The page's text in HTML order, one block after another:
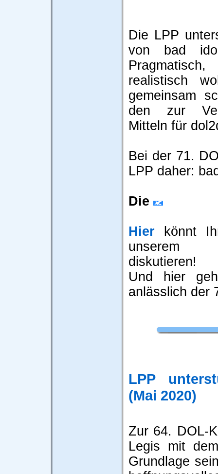
Die LPP
von bad
realistisch
gemeinsam
den zur
Mitteln für
Bei der 71.
LPP daher:
Die
Hier könnt
unserem
diskutieren!
Und hier
anlässlich der
LPP
(Mai 2020)
Zur 64. DOL-
Legis mit
Grundlage